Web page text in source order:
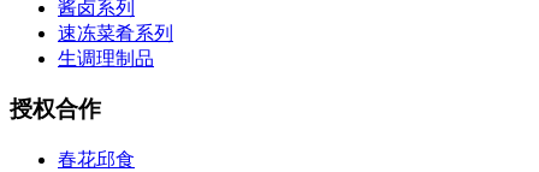
酱卤系列
速冻菜肴系列
生调理制品
授权合作
春花邱食